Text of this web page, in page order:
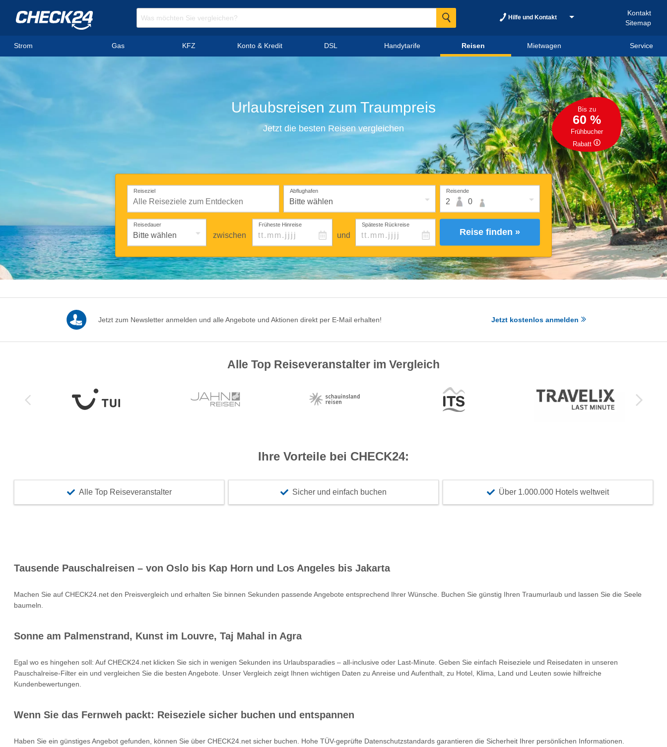
Hilfe und Kontakt
Kontakt
Sitemap
Strom Gas KFZ Konto & Kredit DSL Handytarife Reisen Mietwagen Service
Urlaubsreisen zum Traumpreis
Jetzt die besten Reisen vergleichen
Bis zu
60 %
Frühbucher
Rabatt
Reiseziel Abflughafen Reisende
Reisedauer
zwischen
Früheste Hinreise
und
Späteste Rückreise
Reise finden »
Jetzt zum Newsletter anmelden und alle Angebote und Aktionen direkt per E-Mail erhalten! Jetzt kostenlos anmelden
Alle Top Reiseveranstalter im Vergleich
Ihre Vorteile bei CHECK24:
Alle Top Reiseveranstalter Sicher und einfach buchen Über 1.000.000 Hotels weltweit
Tausende Pauschalreisen – von Oslo bis Kap Horn und Los Angeles bis Jakarta
Machen Sie auf CHECK24.net den Preisvergleich und erhalten Sie binnen Sekunden passende Angebote entsprechend Ihrer Wünsche. Buchen Sie günstig Ihren Traumurlaub und lassen Sie die Seele
baumeln.
Sonne am Palmenstrand, Kunst im Louvre, Taj Mahal in Agra
Egal wo es hingehen soll: Auf CHECK24.net klicken Sie sich in wenigen Sekunden ins Urlaubsparadies – all-inclusive oder Last-Minute. Geben Sie einfach Reiseziele und Reisedaten in unseren
Pauschalreise-Filter ein und vergleichen Sie die besten Angebote. Unser Vergleich zeigt Ihnen wichtigen Daten zu Anreise und Aufenthalt, zu Hotel, Klima, Land und Leuten sowie hilfreiche
Kundenbewertungen.
Wenn Sie das Fernweh packt: Reiseziele sicher buchen und entspannen
Haben Sie ein günstiges Angebot gefunden, können Sie über CHECK24.net sicher buchen. Hohe TÜV-geprüfte Datenschutzstandards garantieren die Sicherheit Ihrer persönlichen Informationen.